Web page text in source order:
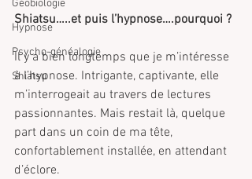
Géobiologie
Hypnose
Psycho-généalogie
Shiatsu
Shiatsu…..et puis l’hypnose….pourquoi ?
Il y a bien longtemps que je m’intéresse
à l’hypnose. Intrigante, captivante, elle
m’interrogeait au travers de lectures
passionnantes. Mais restait là, quelque
part dans un coin de ma tête,
confortablement installée, en attendant
d’éclore.